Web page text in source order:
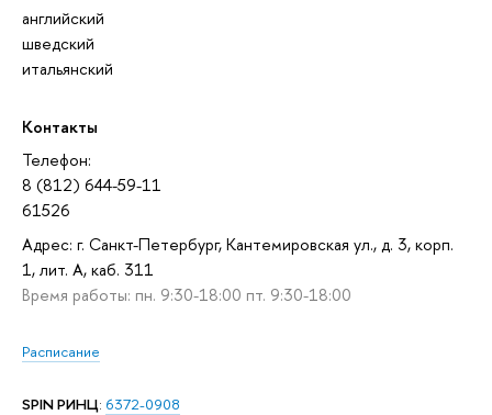
английский
шведский
итальянский
Контакты
Телефон:
8 (812) 644-59-11
61526
Адрес: г. Санкт-Петербург, Кантемировская ул., д. 3, корп.
1, лит. А, каб. 311
Время работы: пн. 9:30-18:00 пт. 9:30-18:00
Расписание
SPIN РИНЦ: 6372-0908